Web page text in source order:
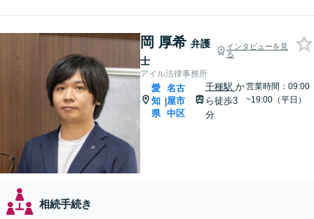
岡 厚希 弁護
士
インタビューを見
る
アイル法律事務所
愛
知
県
|
名古
屋市
中区
千種駅 か
ら徒歩3
分
営業時間：09:00
~19:00（平日）
相続手続き